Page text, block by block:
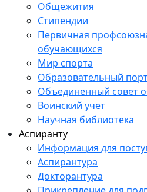
Общежития
Стипендии
Первичная
обучающихся
Мир спорта
Образовательный
Объединенный совет
Воинский учет
Научная библиотека
Аспиранту
Информация для
Аспирантура
Докторантура